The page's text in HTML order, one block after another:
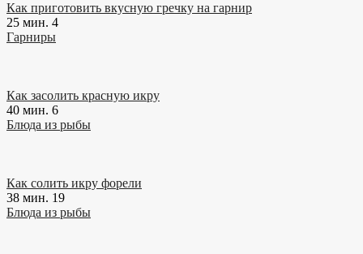
Как приготовить вкусную гречку на гарнир
25 мин. 4
Гарниры
Как засолить красную икру
40 мин. 6
Блюда из рыбы
Как солить икру форели
38 мин. 19
Блюда из рыбы